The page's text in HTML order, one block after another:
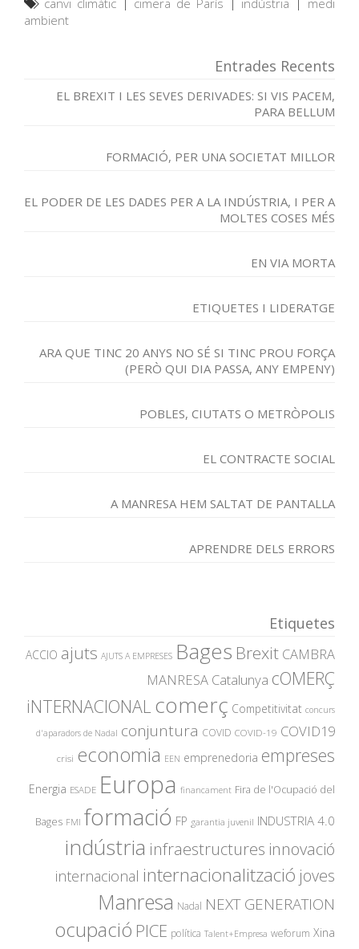
canvi climàtic| cimera de París indústria
medi
ambient
Entrades Recents
EL BREXIT I LES SEVES DERIVADES: SI VIS PACEM,
PARA BELLUM
FORMACIÓ, PER UNA SOCIETAT MILLOR
EL PODER DE LES DADES PER A LA INDÚSTRIA, I PER A
MOLTES COSES MÉS
EN VIA MORTA
ETIQUETES I LIDERATGE
ARA QUE TINC 20 ANYS NO SÉ SI TINC PROU FORÇA
(PERÒ QUI DIA PASSA, ANY EMPENY)
POBLES, CIUTATS O METRÒPOLIS
EL CONTRACTE SOCIAL
A MANRESA HEM SALTAT DE PANTALLA
APRENDRE DELS ERRORS
Etiquetes
ACCIO ajuts AJUTS A EMPRESES Bages Brexit CAMBRA
MANRESA Catalunya cOMERÇ
iNTERNACIONAL comerç Competitivitat concurs
d'aparadors de Nadal conjuntura COVID COVID-19 COVID19
crisi economia EEN emprenedoria empreses
Energia ESADE Europa financament Fira de l'Ocupació del
Bages FMI formació FP garantia juvenil INDUSTRIA 4.0
indústria infraestructures innovació
internacional internacionalització joves
Manresa Nadal NEXT GENERATION
ocupació PICE política Talent+Empresa weforum Xina